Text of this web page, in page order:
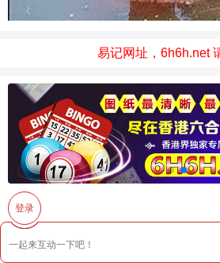
易记网址，6h6h.net
登录